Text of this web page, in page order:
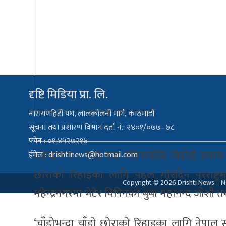
महेन्द्रनगर । साढे एक महिनादेखि विद्रोही
छोराको रिहाइका लागि पहल गरिदिन
महेन्द्रनगरमा भेटेर विपिनका बुबा महानन्द
दृष्टि मिडिया प्रा. लि.
नारायणहिटी पथ, लालकोलनी मार्ग, काठमाडौं
सूचना तथा प्रशारण विभाग दर्ता नं.: २४०१/०७७–७८
फोन : ०१ ४५२७२१४
ईमेल :drishtinews@hotmail.com
Copyright © 2026 Drishti News –